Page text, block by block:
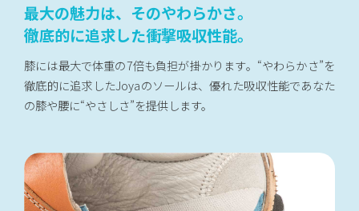
最大の魅力は、そのやわらかさ。
徹底的に追求した衝撃吸収性能。
膝には最大で体重の7倍も負担が掛かります。“やわらかさ”を
徹底的に追求したJoyaのソールは、優れた吸収性能であなた
の膝や腰に“やさしさ”を提供します。